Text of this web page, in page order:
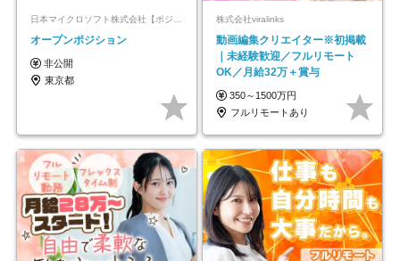
日本マイクロソフト株式会社【ポジションマッチ登録】
オープンポジション
非公開
東京都
株式会社viralinks
動画編集クリエイター※初掲載
｜未経験歓迎／フルリモート
OK／月給32万＋賞与
350～1500万円
フルリモートあり